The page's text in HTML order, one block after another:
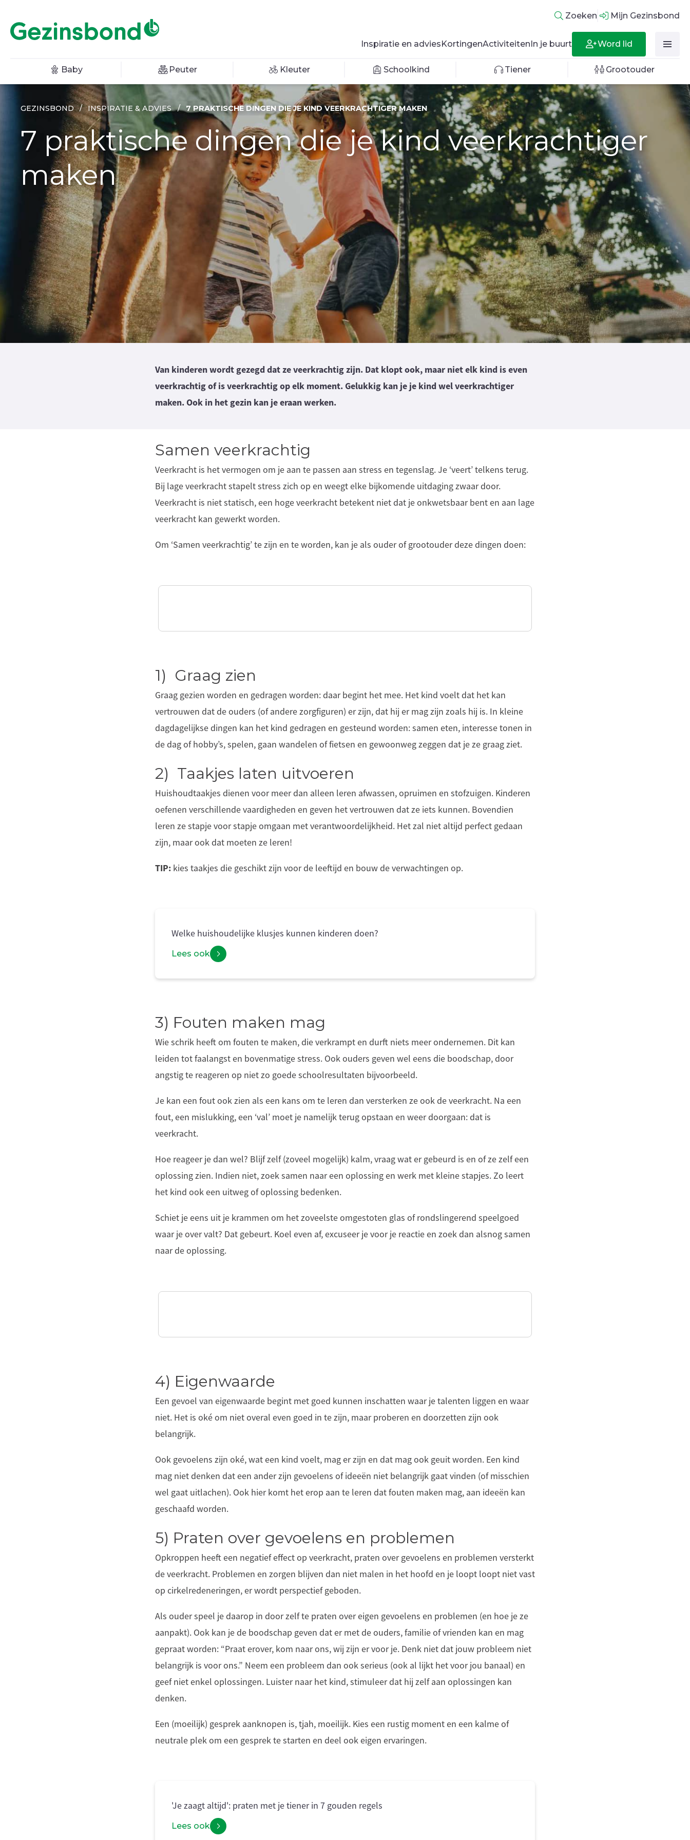
Inspiratie en advies KortingenActiviteiten In je buurt Word lid
Zoeken Mijn Gezinsbond
Baby Peuter Kleuter Schoolkind Tiener Grootouder
GEZINSBOND / INSPIRATIE & ADVIES / 7 PRAKTISCHE DINGEN DIE JE KIND VEERKRACHTIGER MAKEN
7 praktische dingen die je kind veerkrachtiger
maken
Van kinderen wordt gezegd dat ze veerkrachtig zijn. Dat klopt ook, maar niet elk kind is even
veerkrachtig of is veerkrachtig op elk moment. Gelukkig kan je je kind wel veerkrachtiger
maken. Ook in het gezin kan je eraan werken.
Samen veerkrachtig
Veerkracht is het vermogen om je aan te passen aan stress en tegenslag. Je ‘veert’ telkens terug.
Bij lage veerkracht stapelt stress zich op en weegt elke bijkomende uitdaging zwaar door.
Veerkracht is niet statisch, een hoge veerkracht betekent niet dat je onkwetsbaar bent en aan lage
veerkracht kan gewerkt worden.
Om ‘Samen veerkrachtig’ te zijn en te worden, kan je als ouder of grootouder deze dingen doen:
1) Graag zien
Graag gezien worden en gedragen worden: daar begint het mee. Het kind voelt dat het kan
vertrouwen dat de ouders (of andere zorgfiguren) er zijn, dat hij er mag zijn zoals hij is. In kleine
dagdagelijkse dingen kan het kind gedragen en gesteund worden: samen eten, interesse tonen in
de dag of hobby’s, spelen, gaan wandelen of fietsen en gewoonweg zeggen dat je ze graag ziet.
2) Taakjes laten uitvoeren
Huishoudtaakjes dienen voor meer dan alleen leren afwassen, opruimen en stofzuigen. Kinderen
oefenen verschillende vaardigheden en geven het vertrouwen dat ze iets kunnen. Bovendien
leren ze stapje voor stapje omgaan met verantwoordelijkheid. Het zal niet altijd perfect gedaan
zijn, maar ook dat moeten ze leren!
TIP: kies taakjes die geschikt zijn voor de leeftijd en bouw de verwachtingen op.
Welke huishoudelijke klusjes kunnen kinderen doen?
Lees ook
3) Fouten maken mag
Wie schrik heeft om fouten te maken, die verkrampt en durft niets meer ondernemen. Dit kan
leiden tot faalangst en bovenmatige stress. Ook ouders geven wel eens die boodschap, door
angstig te reageren op niet zo goede schoolresultaten bijvoorbeeld.
Je kan een fout ook zien als een kans om te leren dan versterken ze ook de veerkracht. Na een
fout, een mislukking, een ‘val’ moet je namelijk terug opstaan en weer doorgaan: dat is
veerkracht.
Hoe reageer je dan wel? Blijf zelf (zoveel mogelijk) kalm, vraag wat er gebeurd is en of ze zelf een
oplossing zien. Indien niet, zoek samen naar een oplossing en werk met kleine stapjes. Zo leert
het kind ook een uitweg of oplossing bedenken.
Schiet je eens uit je krammen om het zoveelste omgestoten glas of rondslingerend speelgoed
waar je over valt? Dat gebeurt. Koel even af, excuseer je voor je reactie en zoek dan alsnog samen
naar de oplossing.
4) Eigenwaarde
Een gevoel van eigenwaarde begint met goed kunnen inschatten waar je talenten liggen en waar
niet. Het is oké om niet overal even goed in te zijn, maar proberen en doorzetten zijn ook
belangrijk.
Ook gevoelens zijn oké, wat een kind voelt, mag er zijn en dat mag ook geuit worden. Een kind
mag niet denken dat een ander zijn gevoelens of ideeën niet belangrijk gaat vinden (of misschien
wel gaat uitlachen). Ook hier komt het erop aan te leren dat fouten maken mag, aan ideeën kan
geschaafd worden.
5) Praten over gevoelens en problemen
Opkroppen heeft een negatief effect op veerkracht, praten over gevoelens en problemen versterkt
de veerkracht. Problemen en zorgen blijven dan niet malen in het hoofd en je loopt loopt niet vast
op cirkelredeneringen, er wordt perspectief geboden.
Als ouder speel je daarop in door zelf te praten over eigen gevoelens en problemen (en hoe je ze
aanpakt). Ook kan je de boodschap geven dat er met de ouders, familie of vrienden kan en mag
gepraat worden: “Praat erover, kom naar ons, wij zijn er voor je. Denk niet dat jouw probleem niet
belangrijk is voor ons.” Neem een probleem dan ook serieus (ook al lijkt het voor jou banaal) en
geef niet enkel oplossingen. Luister naar het kind, stimuleer dat hij zelf aan oplossingen kan
denken.
Een (moeilijk) gesprek aanknopen is, tjah, moeilijk. Kies een rustig moment en een kalme of
neutrale plek om een gesprek te starten en deel ook eigen ervaringen.
'Je zaagt altijd': praten met je tiener in 7 gouden regels
Lees ook